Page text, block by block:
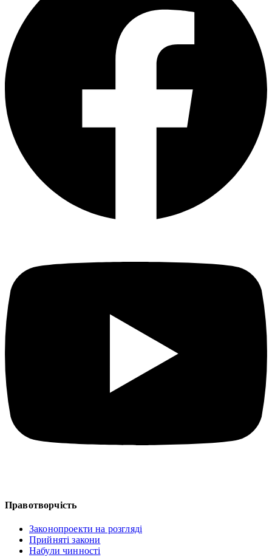
Правотворчість
Законопроекти на розгляді
Прийняті закони
Набули чинності